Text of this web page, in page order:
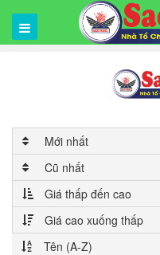
Mới nhất
Cũ nhất
Giá thấp đến cao
Giá cao xuống thấp
Tên (A-Z)